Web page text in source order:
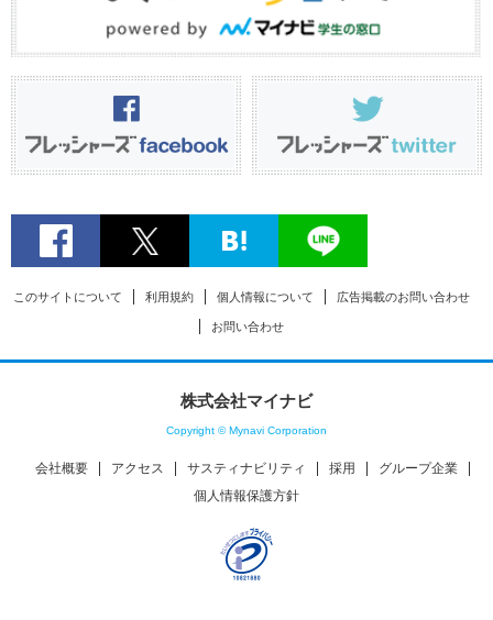
このサイトについて 利用規約 個人情報について 広告掲載のお問い合わせ
お問い合わせ
株式会社マイナビ
Copyright © Mynavi Corporation
会社概要 アクセス サスティナビリティ 採用
グループ企業
個人情報保護方針